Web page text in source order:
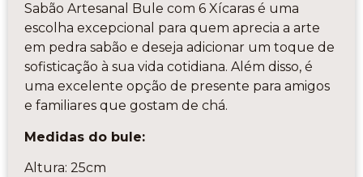
Sabão Artesanal Bule com 6 Xícaras é uma
escolha excepcional para quem aprecia a arte
em pedra sabão e deseja adicionar um toque de
sofisticação à sua vida cotidiana. Além disso, é
uma excelente opção de presente para amigos
e familiares que gostam de chá.
Medidas do bule:
Altura: 25cm